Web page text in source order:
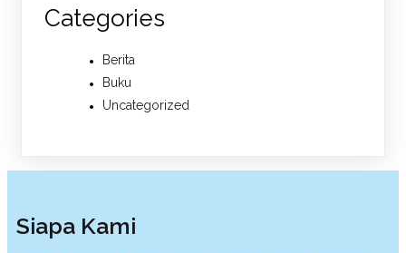
Categories
Berita
Buku
Uncategorized
Siapa Kami